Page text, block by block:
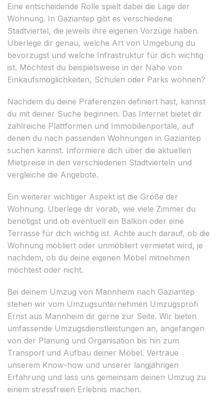
Eine entscheidende Rolle spielt dabei die Lage der
Wohnung. In Gaziantep gibt es verschiedene
Stadtviertel, die jeweils ihre eigenen Vorzüge haben.
Überlege dir genau, welche Art von Umgebung du
bevorzugst und welche Infrastruktur für dich wichtig
ist. Möchtest du beispielsweise in der Nähe von
Einkaufsmöglichkeiten, Schulen oder Parks wohnen?
Nachdem du deine Präferenzen definiert hast, kannst
du mit deiner Suche beginnen. Das Internet bietet dir
zahlreiche Plattformen und Immobilienportale, auf
denen du nach passenden Wohnungen in Gaziantep
suchen kannst. Informiere dich über die aktuellen
Mietpreise in den verschiedenen Stadtvierteln und
vergleiche die Angebote.
Ein weiterer wichtiger Aspekt ist die Größe der
Wohnung. Überlege dir vorab, wie viele Zimmer du
benötigst und ob eventuell ein Balkon oder eine
Terrasse für dich wichtig ist. Achte auch darauf, ob die
Wohnung möbliert oder unmöbliert vermietet wird, je
nachdem, ob du deine eigenen Möbel mitnehmen
möchtest oder nicht.
Bei deinem Umzug von Mannheim nach Gaziantep
stehen wir vom Umzugsunternehmen Umzugsprofi
Ernst aus Mannheim dir gerne zur Seite. Wir bieten
umfassende Umzugsdienstleistungen an, angefangen
von der Planung und Organisation bis hin zum
Transport und Aufbau deiner Möbel. Vertraue
unserem Know-how und unserer langjährigen
Erfahrung und lass uns gemeinsam deinen Umzug zu
einem stressfreien Erlebnis machen.